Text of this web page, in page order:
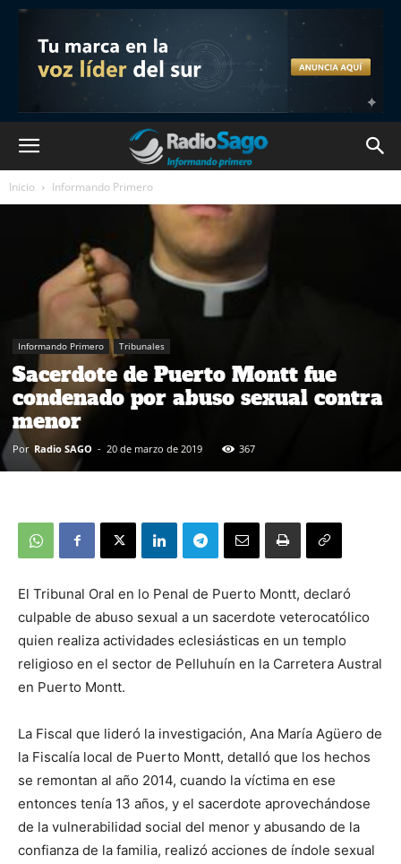
Inicio Informando Primero
Informando Primero Tribunales
Sacerdote de Puerto Montt fue
condenado por abuso sexual contra
menor
Por Radio SAGO - 20 de marzo de 2019 367
El Tribunal Oral en lo Penal de Puerto Montt, declaró
culpable de abuso sexual a un sacerdote veterocatólico
quien realiza actividades eclesiásticas en un templo
religioso en el sector de Pelluhuín en la Carretera Austral
en Puerto Montt.
La Fiscal que lideró la investigación, Ana María Agüero de
la Fiscalía local de Puerto Montt, detalló que los hechos
se remontan al año 2014, cuando la víctima en ese
entonces tenía 13 años, y el sacerdote aprovechándose
de la vulnerabilidad social del menor y abusando de la
confianza de la familia, realizó acciones de índole sexual